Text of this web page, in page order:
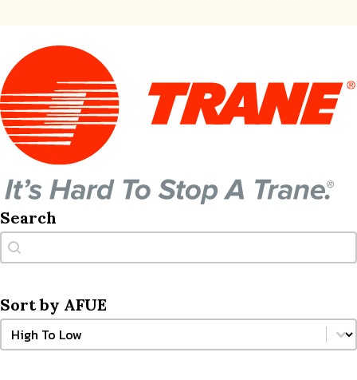
Search
Search
Search
Sort by AFUE
Sort by AFUE
Sort by AFUE